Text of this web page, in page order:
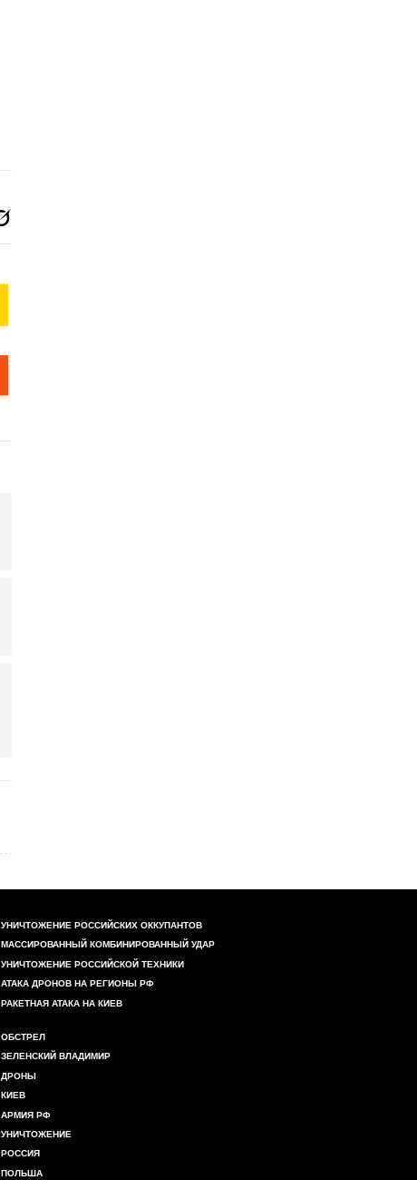
УНИЧТОЖЕНИЕ РОССИЙСКИХ ОККУПАНТОВ
МАССИРОВАННЫЙ КОМБИНИРОВАННЫЙ УДАР
УНИЧТОЖЕНИЕ РОССИЙСКОЙ ТЕХНИКИ
АТАКА ДРОНОВ НА РЕГИОНЫ РФ
РАКЕТНАЯ АТАКА НА КИЕВ
ОБСТРЕЛ
ЗЕЛЕНСКИЙ ВЛАДИМИР
ДРОНЫ
КИЕВ
АРМИЯ РФ
УНИЧТОЖЕНИЕ
РОССИЯ
ПОЛЬША